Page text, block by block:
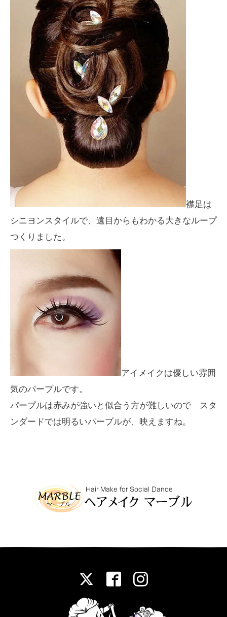
襟足は
シニヨンスタイルで、遠目からもわかる大きなループ
つくりました。
アイメイクは優しい雰囲
気のパープルです。
パープルは赤みが強いと似合う方が難しいので スタ
ンダードでは明るいパープルが、映えますね。